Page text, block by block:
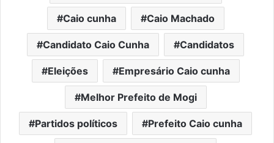
Caio cunha Caio Machado
Candidato Caio Cunha Candidatos
Eleições Empresário Caio cunha
Melhor Prefeito de Mogi
Partidos políticos Prefeito Caio cunha